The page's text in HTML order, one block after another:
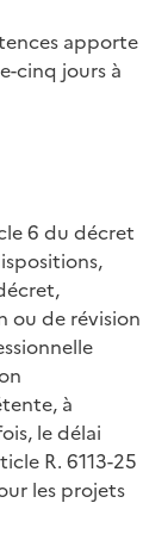
apporte
cinq jours à
6 du décret
ou de révision
à
le délai
R. 6113-25
les projets